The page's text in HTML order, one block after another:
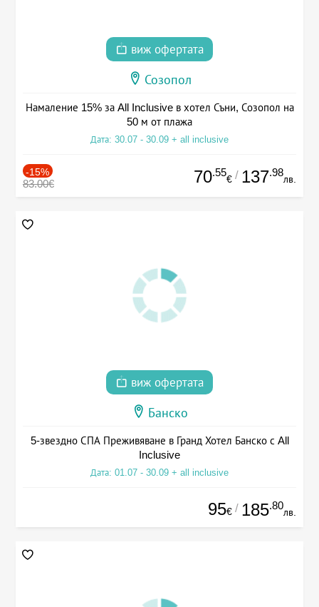
виж офертата
Созопол
Намаление 15% за All Inclusive в хотел Съни, Созопол на
50 м от плажа
Дата: 30.07 - 30.09 + all inclusive
-15%
83.00€ 70.55
€ / 137.98
лв.
виж офертата
Банско
5-звездно СПА Преживяване в Гранд Хотел Банско с All
Inclusive
Дата: 01.07 - 30.09 + all inclusive
95€ / 185.80
лв.